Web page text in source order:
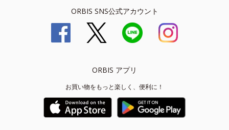
ORBIS SNS公式アカウント
ORBIS アプリ
お買い物をもっと楽しく、便利に！